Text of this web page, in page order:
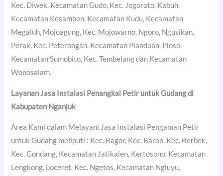
Kec. Diwek, Kecamatan Gudo, Kec. Jogoroto, Kabuh,
Kecamatan Kesamben, Kecamatan Kudu, Kecamatan
Megaluh, Mojoagung, Kec. Mojowarno, Ngoro, Ngusikan,
Perak, Kec. Peterongan, Kecamatan Plandaan, Ploso,
Kecamatan Sumobito, Kec. Tembelang dan Kecamatan
Wonosalam.
Layanan Jasa Instalasi Penangkal Petir untuk Gudang di
Kabupaten Nganjuk
Area Kami dalam Melayani Jasa Instalasi Pengaman Petir
untuk Gudang meliputi : Kec. Bagor, Kec. Baron, Kec. Berbek,
Kec. Gondang, Kecamatan Jatikalen, Kertosono, Kecamatan
Lengkong, Loceret, Kec. Ngetos, Kecamatan Ngluyu,